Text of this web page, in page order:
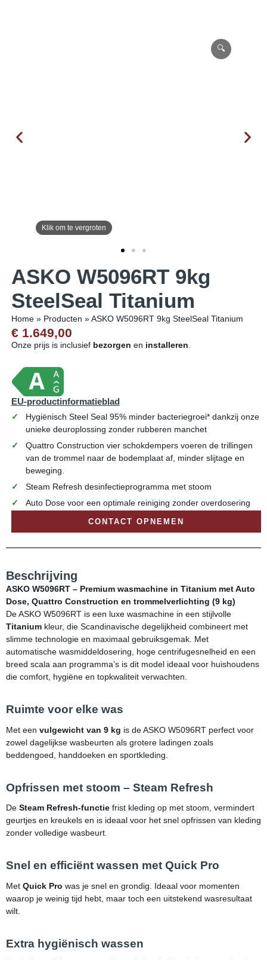
ASKO W5096RT 9kg
SteelSeal Titanium
Home» Producten »ASKO W5096RT 9kg SteelSeal Titanium
€ 1.649,00
Onze prijs is inclusief bezorgen en installeren.
EU-productinformatieblad
Hygiënisch Steel Seal 95% minder bacteriegroei* dankzij onze
unieke deuroplossing zonder rubberen manchet
Quattro Construction vier schokdempers voeren de trillingen
van de trommel naar de bodemplaat af, minder slijtage en
beweging.
Steam Refresh desinfectieprogramma met stoom
Auto Dose voor een optimale reiniging zonder overdosering
CONTACT OPNEMEN
Beschrijving
ASKO W5096RT – Premium wasmachine in Titanium met Auto
Dose, Quattro Construction en trommelverlichting (9 kg)
De ASKO W5096RT is een luxe wasmachine in een stijlvolle
Titanium kleur, die Scandinavische degelijkheid combineert met
slimme technologie en maximaal gebruiksgemak. Met
automatische wasmiddeldosering, hoge centrifugesnelheid en een
breed scala aan programma’s is dit model ideaal voor huishoudens
die comfort, hygiëne en topkwaliteit verwachten.
Ruimte voor elke was
Met een vulgewicht van 9 kg is de ASKO W5096RT perfect voor
zowel dagelijkse wasbeurten als grotere ladingen zoals
beddengoed, handdoeken en sportkleding.
Opfrissen met stoom – Steam Refresh
De Steam Refresh-functie frist kleding op met stoom, vermindert
geurtjes en kreukels en is ideaal voor het snel opfrissen van kleding
zonder volledige wasbeurt.
Snel en efficiënt wassen met Quick Pro
Met Quick Pro was je snel en grondig. Ideaal voor momenten
waarop je weinig tijd hebt, maar toch een uitstekend wasresultaat
wilt.
Extra hygiënisch wassen